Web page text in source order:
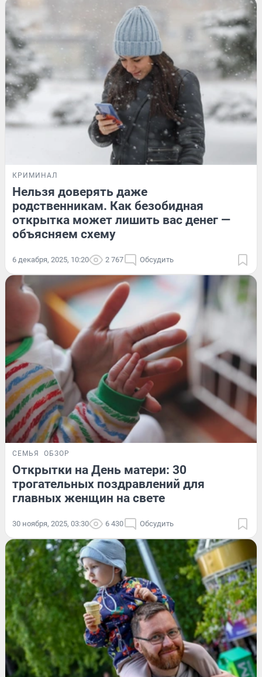
КРИМИНАЛ
Нельзя доверять даже
родственникам. Как безобидная
открытка может лишить вас денег —
объясняем схему
6 декабря, 2025, 10:20 2 767 Обсудить
СЕМЬЯ ОБЗОР
Открытки на День матери: 30
трогательных поздравлений для
главных женщин на свете
30 ноября, 2025, 03:30 6 430 Обсудить